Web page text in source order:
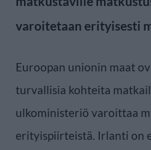
varoitetaan erityisesti
Euroopan unionin maat
turvallisia kohteita
ulkoministeriö varoittaa
erityispiirteistä. Irlanti on